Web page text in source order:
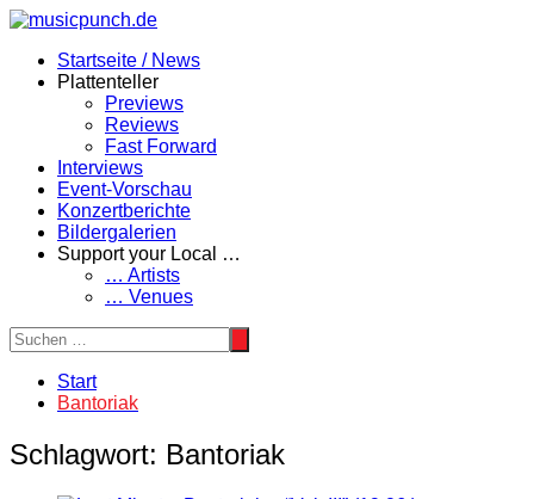
Zum
springenStartseite / News
Plattenteller
Previews
Reviews
Fast Forward
Interviews
Event-Vorschau
Konzertberichte
Bildergalerien
Support your Local …
… Artists
… Venues
Start
Bantoriak
Schlagwort: Bantoriak